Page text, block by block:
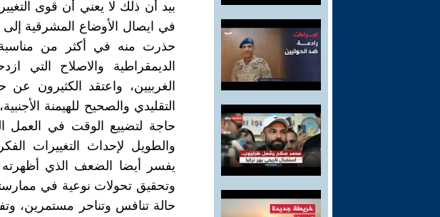
بيد أن ذلك لا يعني أن قوى
في ايصال الأوضاع المشرقية
حذرت منه في أكثر من
الديمقراطية والاصلاح التي
الغربيين، واعتقد
التقليدي والصحيح للهيمنة
حاجة لتضييع الوقت في العمل
والطويل لإحداث التغييرات
يفسر أيضا الضعف الذي أظهرته
وتحقيق تحولات نوعية في
حالة تنافس وتناحر مستمرين،